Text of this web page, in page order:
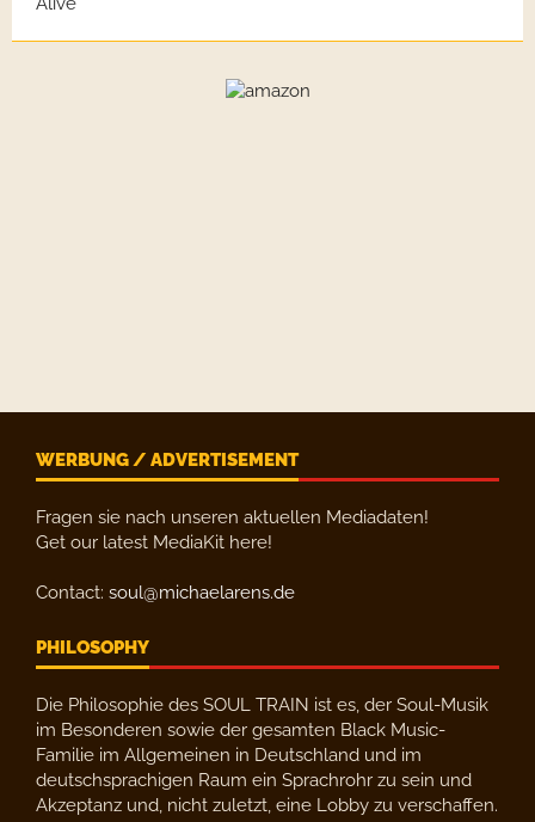
WERBUNG / ADVERTISEMENT
Fragen sie nach unseren aktuellen Mediadaten!
Get our latest MediaKit here!
Contact: soul@michaelarens.de
PHILOSOPHY
Die Philosophie des SOUL TRAIN ist es, der Soul-Musik
im Besonderen sowie der gesamten Black Music-
Familie im Allgemeinen in Deutschland und im
deutschsprachigen Raum ein Sprachrohr zu sein und
Akzeptanz und, nicht zuletzt, eine Lobby zu verschaffen.